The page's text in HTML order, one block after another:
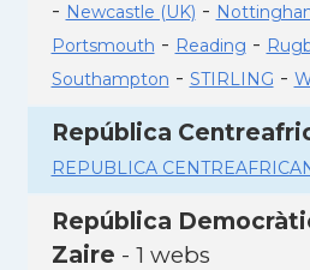
- Newcastle (UK) -
Portsmouth - Reading -
Southampton - STIRLING -
República
REPUBLICA
República
Zaire - 1 webs